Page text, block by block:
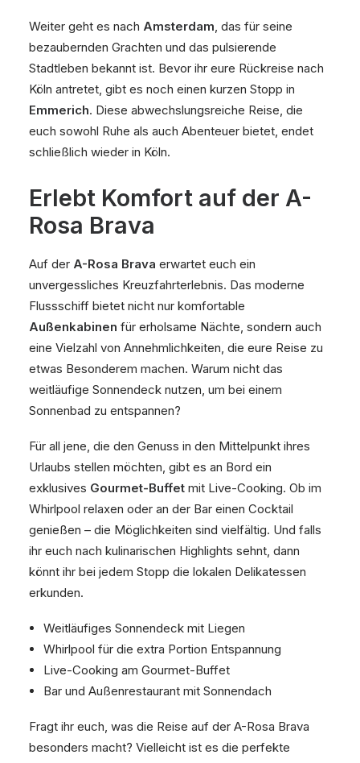
Weiter geht es nach Amsterdam, das für seine
bezaubernden Grachten und das pulsierende
Stadtleben bekannt ist. Bevor ihr eure Rückreise nach
Köln antretet, gibt es noch einen kurzen Stopp in
Emmerich. Diese abwechslungsreiche Reise, die
euch sowohl Ruhe als auch Abenteuer bietet, endet
schließlich wieder in Köln.
Erlebt Komfort auf der A-
Rosa Brava
Auf der A-Rosa Brava erwartet euch ein
unvergessliches Kreuzfahrterlebnis. Das moderne
Flussschiff bietet nicht nur komfortable
Außenkabinen für erholsame Nächte, sondern auch
eine Vielzahl von Annehmlichkeiten, die eure Reise zu
etwas Besonderem machen. Warum nicht das
weitläufige Sonnendeck nutzen, um bei einem
Sonnenbad zu entspannen?
Für all jene, die den Genuss in den Mittelpunkt ihres
Urlaubs stellen möchten, gibt es an Bord ein
exklusives Gourmet-Buffet mit Live-Cooking. Ob im
Whirlpool relaxen oder an der Bar einen Cocktail
genießen – die Möglichkeiten sind vielfältig. Und falls
ihr euch nach kulinarischen Highlights sehnt, dann
könnt ihr bei jedem Stopp die lokalen Delikatessen
erkunden.
Weitläufiges Sonnendeck mit Liegen
Whirlpool für die extra Portion Entspannung
Live-Cooking am Gourmet-Buffet
Bar und Außenrestaurant mit Sonnendach
Fragt ihr euch, was die Reise auf der A-Rosa Brava
besonders macht? Vielleicht ist es die perfekte